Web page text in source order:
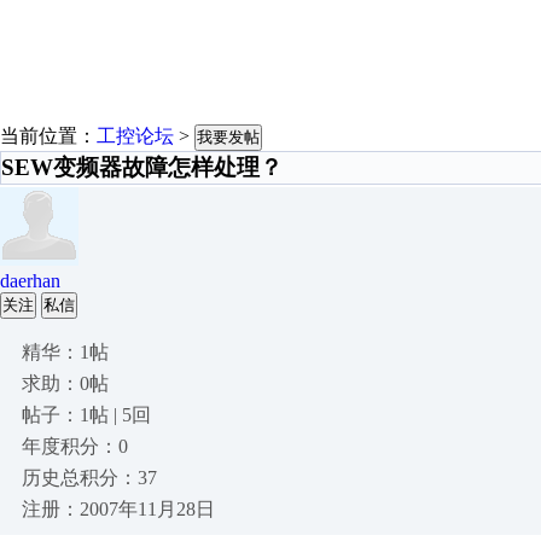
当前位置： 工控论坛 > 我要发帖
SEW变频器故障怎样处理？
daerhan
关注 私信
精华：1帖
求助：0帖
帖子：1帖 | 5回
年度积分：0
历史总积分：37
注册：2007年11月28日